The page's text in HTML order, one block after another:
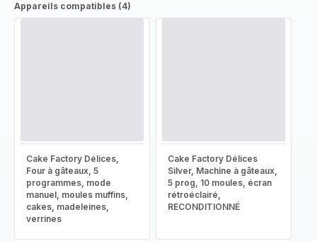
Appareils compatibles (4)
Cake Factory Délices,
Four à gâteaux, 5
programmes, mode
manuel, moules muffins,
cakes, madeleines,
verrines
Cake Factory Délices
Silver, Machine à gâteaux,
5 prog, 10 moules, écran
rétroéclairé,
RECONDITIONNÉ